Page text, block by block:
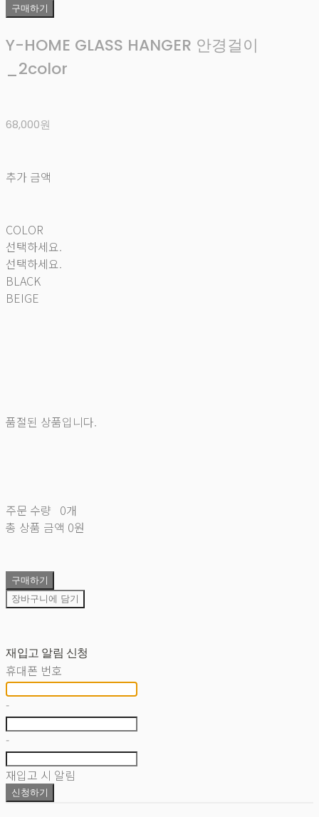
구매하기
Y-HOME GLASS HANGER 안경걸이
_2color
68,000원
추가 금액
COLOR
선택하세요.
선택하세요.
BLACK
BEIGE
품절된 상품입니다.
주문 수량 0개
총 상품 금액 0원
구매하기
장바구니에 담기
재입고 알림 신청
휴대폰 번호
-
-
재입고 시 알림
신청하기